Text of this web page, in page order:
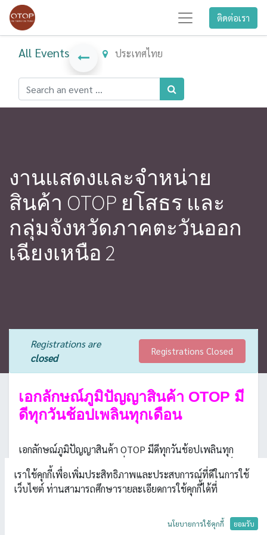
ติดต่อเรา
All Events ประเทศไทย
งานแสดงและจำหน่าย
สินค้า OTOP ยโสธร และ
กลุ่มจังหวัดภาคตะวันออก
เฉียงเหนือ 2
Registrations are
closed
Registrations Closed
เอกลักษณ์ภูมิปัญญาสินค้า OTOP มี
ดีทุกวันช้อปเพลินทุกเดือน
เอกลักษณ์ภูมิปัญญาสินค้า OTOP มีดีทุกวันช้อปเพลินทุก
เดือน ของดีสมุทรสาคร วันที่ 23-28 สิงหาคม 2562 ณ เซ็น
ทรัลพลาซา มหาชัย
เราใช้คุกกี้เพื่อเพิ่มประสิทธิภาพและประสบการณ์ที่ดีในการใช้
เว็บไซต์ ท่านสามารถศึกษารายละเอียดการใช้คุกกี้ได้ที่
นโยบายการใช้คุกกี้ ยอมรับ